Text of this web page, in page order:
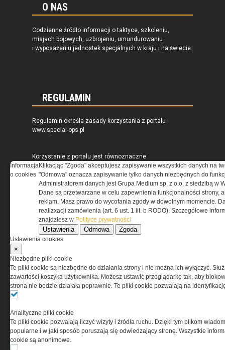
O NAS
Codzienne źródło informacji o taktyce, szkoleniu,
misjach bojowych, uzbrojeniu, umundurowaniu
i wyposażeniu jednostek specjalnych w kraju i na świecie.
REGULAMIN
Regulamin określa zasady korzystania z portalu
www.special-ops.pl
Korzystanie z portalu jest równoznaczne
z zaakceptowaniem warunków ustanowionych
przez Grupa MEDIUM Spółka z ograniczoną
odpowiedzialnością Spółka komandytowa, nr KRS:
0000537655, NIP 1132860378, REGON 146393437
(zwana dalej Grupa MEDIUM) w postaci Regulaminu.
Przeczytaj regulamin
PRYWATNOŚĆ
informacji na Twoim komputerze. Pliki cookies stosujemy
w celu świadczenia usług na najwyższym poziomie,
w tym w sposób dostosowany do indywidualnych potrzeb.
Korzystanie z witryny bez zmiany ustawień dotyczących
cookies oznacza, że będą one zamieszczane w Twoim
Informacja
o cookies
Klikacjąc "Zgoda" akceptujesz zapisywanie wszystkich danych na
"Odmowa" oznacza zapisywanie tylko danych niezbędnych do
Administratorem danych jest Grupa Medium sp. z o.o. z siedzibą w
Dane są przetwarzane w celu zapewnienia funkcjonalności strony,
reklam. Masz prawo do wycofania zgody w dowolnym momencie.
realizxacji zamówienia (art. 6 ust. 1 lit. b RODO). Szczegółowe
znajdziesz w Polityce prywatności
Ustawienia Odmowa Zgoda
Ustawienia cookies
×
Niezbędne pliki cookie
Te pliki cookie są niezbędne do działania strony i nie można ich wyłączyć.
zawartości koszyka użytkownika. Możesz ustawić przeglądarkę tak, aby
strona nie będzie działała poprawnie. Te pliki cookie pozwalają na
Analityczne pliki cookie
Te pliki cookie pozwalają liczyć wizyty i źródła ruchu. Dzięki tym plikom
popularne i w jaki sposób poruszają się odwiedzający stronę. Wszystkie
cookie są anonimowe.